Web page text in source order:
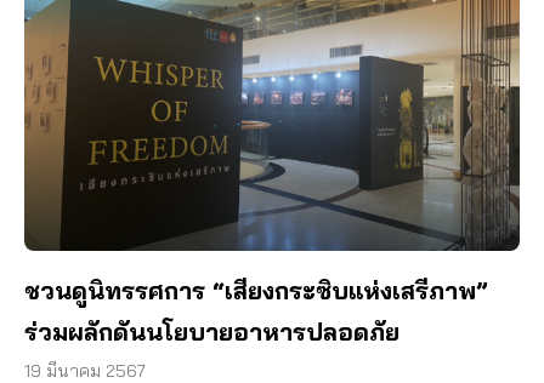
ชวนดูนิทรรศการ “เสียงกระซิบแห่งเสรีภาพ”
ร่วมผลักดันนโยบายอาหารปลอดภัย
19 มีนาคม 2567